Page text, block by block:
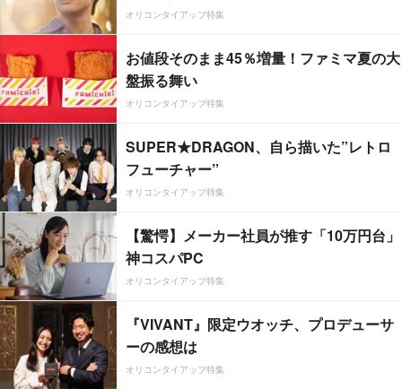
オリコンタイアップ特集
お値段そのまま45％増量！ファミマ夏の大
盤振る舞い
オリコンタイアップ特集
SUPER★DRAGON、自ら描いた”レトロ
フューチャー”
オリコンタイアップ特集
【驚愕】メーカー社員が推す「10万円台」
神コスパPC
オリコンタイアップ特集
『VIVANT』限定ウオッチ、プロデューサ
ーの感想は
オリコンタイアップ特集